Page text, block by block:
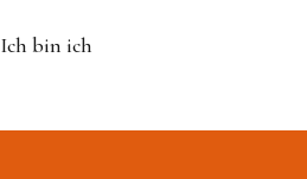
Ich bin ich